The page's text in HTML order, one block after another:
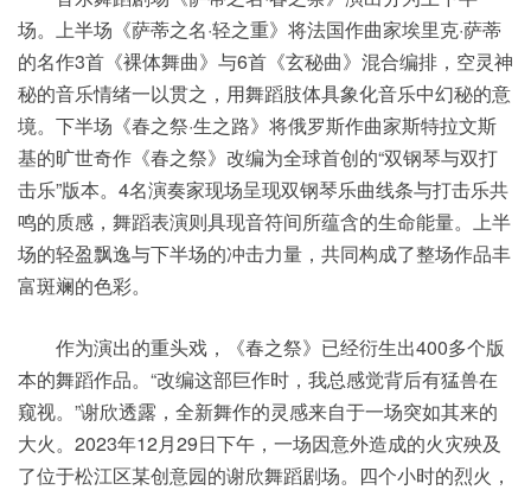
场。上半场《萨蒂之名·轻之重》将法国作曲家埃里克·萨蒂
的名作3首《裸体舞曲》与6首《玄秘曲》混合编排，空灵神
秘的音乐情绪一以贯之，用舞蹈肢体具象化音乐中幻秘的意
境。下半场《春之祭·生之路》将俄罗斯作曲家斯特拉文斯
基的旷世奇作《春之祭》改编为全球首创的“双钢琴与双打
击乐”版本。4名演奏家现场呈现双钢琴乐曲线条与打击乐共
鸣的质感，舞蹈表演则具现音符间所蕴含的生命能量。上半
场的轻盈飘逸与下半场的冲击力量，共同构成了整场作品丰
富斑斓的色彩。
作为演出的重头戏，《春之祭》已经衍生出400多个版
本的舞蹈作品。“改编这部巨作时，我总感觉背后有猛兽在
窥视。”谢欣透露，全新舞作的灵感来自于一场突如其来的
大火。2023年12月29日下午，一场因意外造成的火灾殃及
了位于松江区某创意园的谢欣舞蹈剧场。四个小时的烈火，